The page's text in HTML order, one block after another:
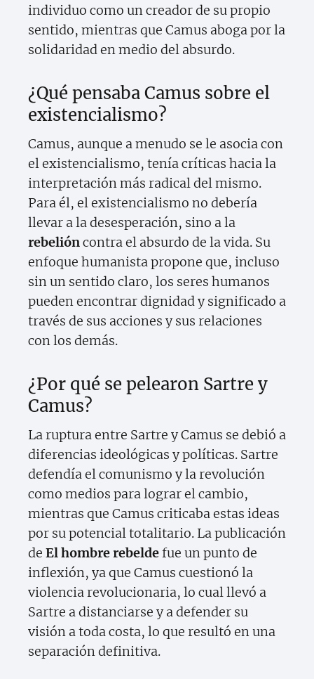
individuo como un creador de su propio
sentido, mientras que Camus aboga por la
solidaridad en medio del absurdo.
¿Qué pensaba Camus sobre el
existencialismo?
Camus, aunque a menudo se le asocia con
el existencialismo, tenía críticas hacia la
interpretación más radical del mismo.
Para él, el existencialismo no debería
llevar a la desesperación, sino a la
rebelióncontra el absurdo de la vida. Su
enfoque humanista propone que, incluso
sin un sentido claro, los seres humanos
pueden encontrar dignidad y significado a
través de sus acciones y sus relaciones
con los demás.
¿Por qué se pelearon Sartre y
Camus?
La ruptura entre Sartre y Camus se debió a
diferencias ideológicas y políticas. Sartre
defendía el comunismo y la revolución
como medios para lograr el cambio,
mientras que Camus criticaba estas ideas
por su potencial totalitario. La publicación
de El hombre rebeldefue un punto de
inflexión, ya que Camus cuestionó la
violencia revolucionaria, lo cual llevó a
Sartre a distanciarse y a defender su
visión a toda costa, lo que resultó en una
separación definitiva.